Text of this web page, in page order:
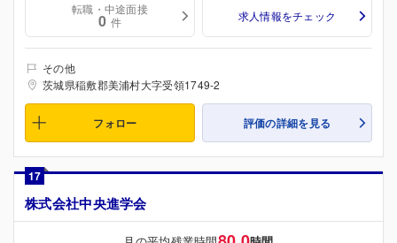
転職・中途面接
0 件 求人情報をチェック
その他
茨城県稲敷郡美浦村大字受領1749-2
フォロー 評価の詳細を見る
17
株式会社中央進学会